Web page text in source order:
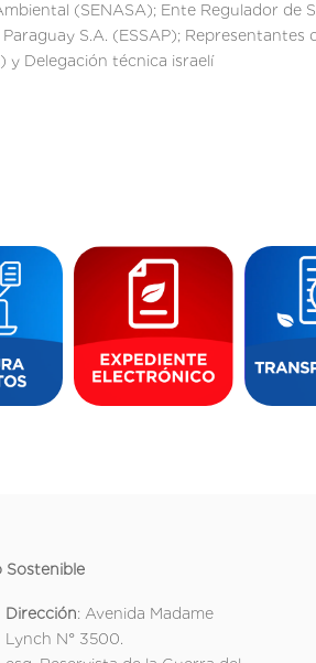
(SENASA); Ente Regulador de
S.A. (ESSAP);
y Delegación técnica israelí
Sostenible
Dirección: Avenida Madame
Lynch N° 3500.